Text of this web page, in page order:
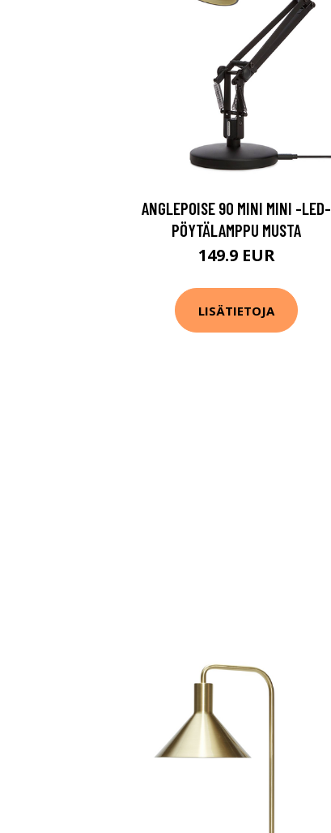
ANGLEPOISE 90 MINI MINI -LED-
PÖYTÄLAMPPU MUSTA
149.9 EUR
LISÄTIETOJA